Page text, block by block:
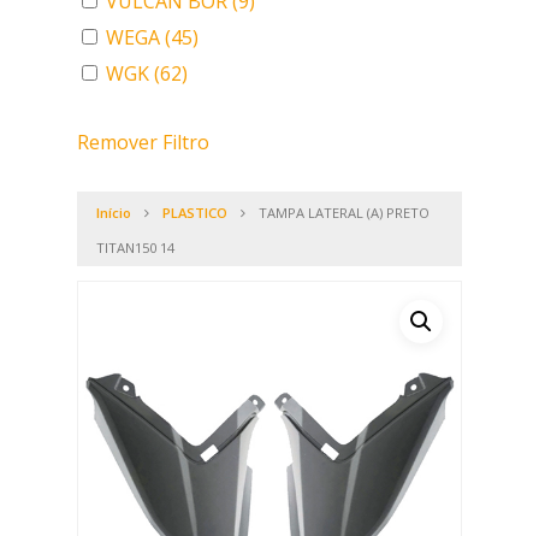
WEGA(45)
WGK(62)
Remover Filtro
Início PLASTICO
TAMPA LATERAL (A) PRETO
TITAN150 14